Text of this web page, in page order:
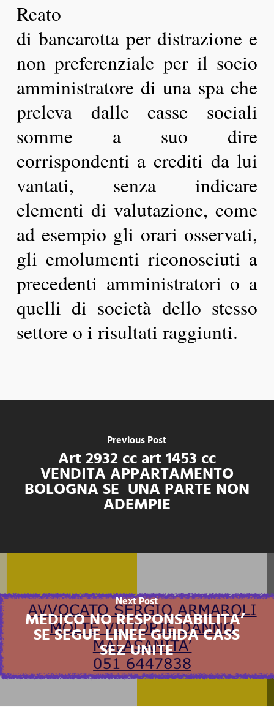
Reato
di bancarotta per distrazione e
non preferenziale per il socio
amministratore di una spa che
preleva dalle casse sociali
somme a suo dire
corrispondenti a crediti da lui
vantati, senza indicare
elementi di valutazione, come
ad esempio gli orari osservati,
gli emolumenti riconosciuti a
precedenti amministratori o a
quelli di società dello stesso
settore o i risultati raggiunti.
Previous Post
Art 2932 cc art 1453 cc
VENDITA APPARTAMENTO
BOLOGNA SE UNA PARTE NON
ADEMPIE
Next Post
MEDICO NO RESPONSABILITA’
SE SEGUE LINEE GUIDA CASS
SEZ UNITE